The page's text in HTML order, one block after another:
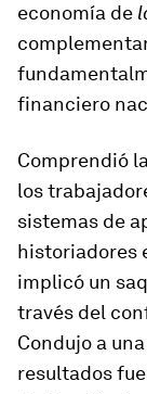
economía de
financiero
Comprendió
los
sistemas de
historiadores
implicó un
través del
Condujo a
resultados